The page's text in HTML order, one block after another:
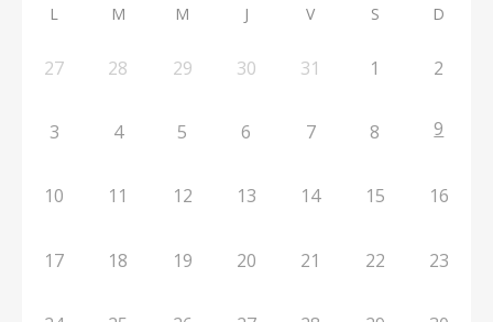
L M M J V S D
27 28 29 30 31 1 2
3 4 5 6 7 8 9
10 11 12 13 14 15 16
17 18 19 20 21 22 23